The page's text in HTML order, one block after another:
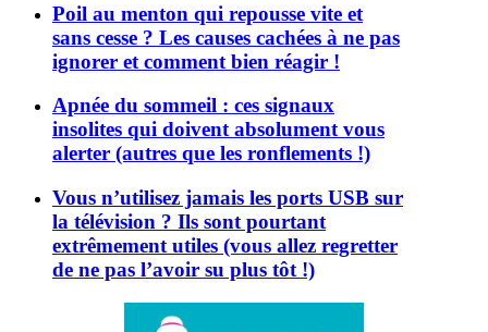
Poil au menton qui repousse vite et
sans cesse ? Les causes cachées à ne pas
ignorer et comment bien réagir !
Apnée du sommeil : ces signaux
insolites qui doivent absolument vous
alerter (autres que les ronflements !)
Vous n’utilisez jamais les ports USB sur
la télévision ? Ils sont pourtant
extrêmement utiles (vous allez regretter
de ne pas l’avoir su plus tôt !)